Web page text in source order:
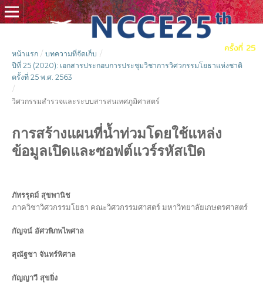
หน้าแรก / บทความที่จัดเก็บ /
ปีที่ 25 (2020): เอกสารประกอบการประชุมวิชาการวิศวกรรมโยธาแห่งชาติ
ครั้งที่ 25 พ.ศ. 2563
/
วิศวกรรมสำรวจและระบบสารสนเทศภูมิศาสตร์
การสร้างแผนที่น้ำท่วมโดยใช้แหล่ง
ข้อมูลเปิดและซอฟต์แวร์รหัสเปิด
ภัทรรุตม์ สุขพานิช
ภาควิชาวิศวกรรมโยธา คณะวิศวกรรมศาสตร์ มหาวิทยาลัยเกษตรศาสตร์
กัญจน์ อัศวพิภพไพศาล
สุณัฐชา จันทร์พิศาล
กัญญาวี สุขยิ่ง